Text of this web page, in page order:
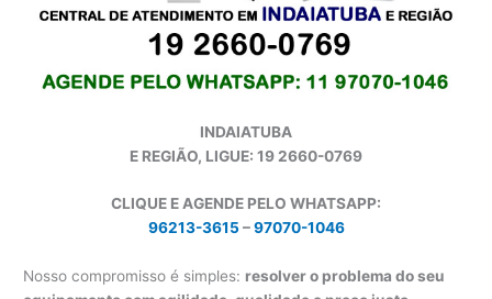
INDAIATUBA
E REGIÃO, LIGUE: 19 2660-0769
CLIQUE E AGENDE PELO WHATSAPP:
96213-3615 –97070-1046
Nosso compromisso é simples: resolver o problema do seu